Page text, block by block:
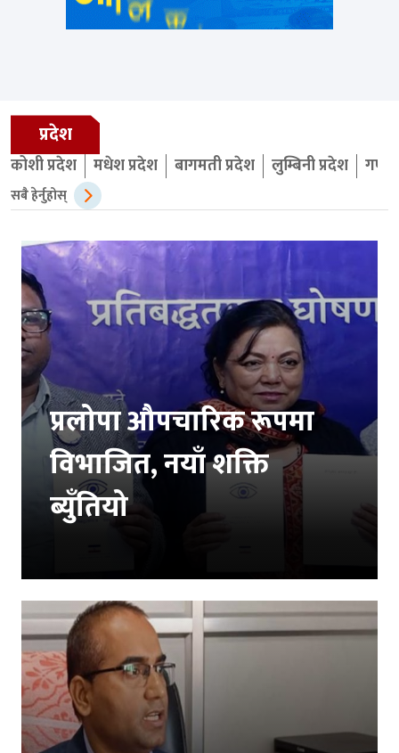
प्रदेश
कोशी प्रदेश मधेश प्रदेश बागमती प्रदेश लुम्बिनी प्रदेश
सबै हेर्नुहोस्
प्रलोपा औपचारिक रूपमा
विभाजित, नयाँ शक्ति
ब्युँतियो